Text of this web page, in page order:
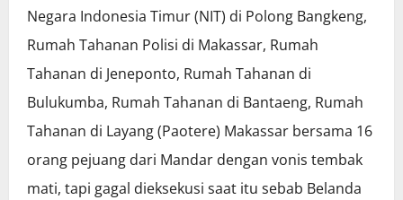
Negara Indonesia Timur (NIT) di Polong Bangkeng,
Rumah Tahanan Polisi di Makassar, Rumah
Tahanan di Jeneponto, Rumah Tahanan di
Bulukumba, Rumah Tahanan di Bantaeng, Rumah
Tahanan di Layang (Paotere) Makassar bersama 16
orang pejuang dari Mandar dengan vonis tembak
mati, tapi gagal dieksekusi saat itu sebab Belanda